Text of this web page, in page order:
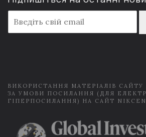
m
a
ВИКОРИСТАННЯ МАТЕРІАЛІВ
ЗА УМОВИ ПОСИЛАННЯ (ДЛЯ
ГІПЕРПОСИЛАННЯ) НА САЙТ